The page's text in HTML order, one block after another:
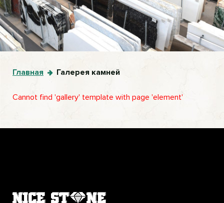
Главная Галерея камней
Cannot find 'gallery' template with page 'element'